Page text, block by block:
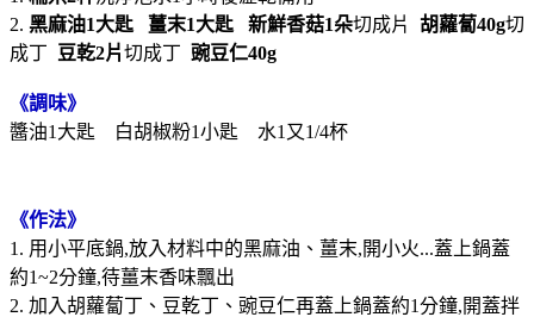
2. 黑麻油1大匙 薑末1大匙 新鮮香菇1朵切成片 胡蘿蔔40g切
成丁 豆乾2片切成丁 豌豆仁40g
《調味》
醬油1大匙 白胡椒粉1小匙 水1又1/4杯
《作法》
1. 用小平底鍋,放入材料中的黑麻油、薑末,開小火...蓋上鍋蓋
約1~2分鐘,待薑末香味飄出
2. 加入胡蘿蔔丁、豆乾丁、豌豆仁再蓋上鍋蓋約1分鐘,開蓋拌